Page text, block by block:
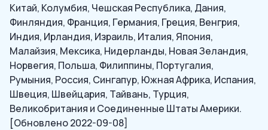
Китай, Колумбия, Чешская Республика, Дания,
Финляндия, Франция, Германия, Греция, Венгрия,
Индия, Ирландия, Израиль, Италия, Япония,
Малайзия, Мексика, Нидерланды, Новая Зеландия,
Норвегия, Польша, Филиппины, Португалия,
Румыния, Россия, Сингапур, Южная Африка, Испания,
Швеция, Швейцария, Тайвань, Турция,
Великобритания и Соединенные Штаты Америки.
[Обновлено 2022-09-08]